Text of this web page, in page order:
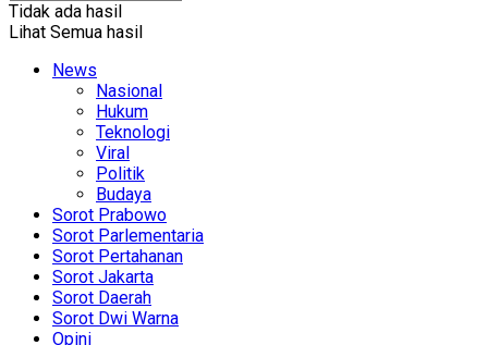
Tidak ada hasil
Lihat Semua hasil
News
Nasional
Hukum
Teknologi
Viral
Politik
Budaya
Sorot Prabowo
Sorot Parlementaria
Sorot Pertahanan
Sorot Jakarta
Sorot Daerah
Sorot Dwi Warna
Opini